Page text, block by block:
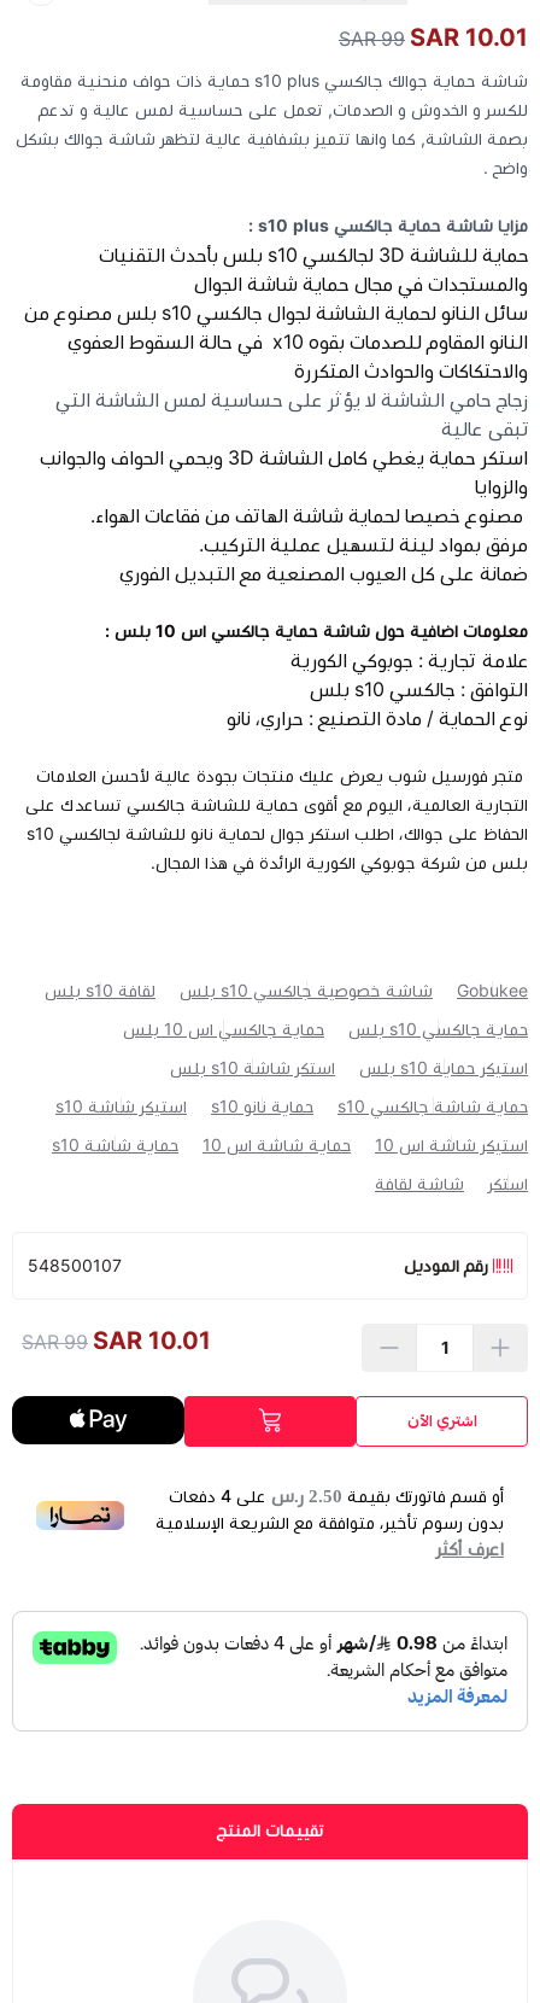
الكابلات والمحولات
أجهزة الشبكة والراوترات
وصلات الوسائط و موزع يو اس بي Hub
10.01 SAR
99 SAR
شاشة حماية جوالك جالكسي s10 plus حماية ذات حواف منحنية مقاومة
للكسر و الخدوش و الصدمات, تعمل على حساسية لمس عالية و تدعم
بصمة الشاشة, كما وانها تتميز بشفافية عالية لتظهر شاشة جوالك بشكل
واضح .
مزايا شاشة حماية جالكسي s10 plus :
حماية للشاشة 3D لجالكسي s10 بلس بأحدث التقنيات
والمستجدات في مجال حماية شاشة الجوال
سائل النانو لحماية الشاشة لجوال جالكسي s10 بلس مصنوع من
النانو المقاوم للصدمات بقوه x10 في حالة السقوط العفوي
والاحتكاكات والحوادث المتكررة
زجاج حامي الشاشة لا يؤثر على حساسية لمس الشاشة التي
تبقى عالية
استكر حماية يغطي كامل الشاشة 3D ويحمي الحواف والجوانب
والزوايا
مصنوع خصيصا لحماية شاشة الهاتف من فقاعات الهواء.
مرفق بمواد لينة لتسهيل عملية التركيب.
ضمانة على كل العيوب المصنعية مع التبديل الفوري
معلومات اضافية حول شاشة حماية جالكسي اس 10 بلس :
علامة تجارية : جوبوكي الكورية
التوافق : جالكسي s10 بلس
نوع الحماية / مادة التصنيع : حراري، نانو
متجر فورسيل شوب يعرض عليك منتجات بجودة عالية لأحسن العلامات
التجارية العالمية، اليوم مع أقوى حماية للشاشة جالكسي تساعدك على
الحفاظ على جوالك، اطلب استكر جوال لحماية نانو للشاشة لجالكسي s10
بلس من شركة جوبوكي الكورية الرائدة في هذا المجال.
Gobukee شاشة خصوصية جالكسي s10 بلس لقافة s10 بلس
حماية جالكسي s10 بلس حماية جالكسي اس 10 بلس
استيكر حماية s10 بلس استكر شاشة s10 بلس
حماية شاشة جالكسي s10 حماية نانو s10 استيكر شاشة s10
استيكر شاشة اس 10 حماية شاشة اس 10 حماية شاشة s10
استكر شاشة لقافة
رقم الموديل 548500107
10.01 SAR
99 SAR
اشتري الآن
أو قسم فاتورتك بقيمة2.50 ر.س على 4دفعات
بدون رسوم تأخير، متوافقة مع الشريعة الإسلامية
اعرف أكثر
تقييمات المنتج